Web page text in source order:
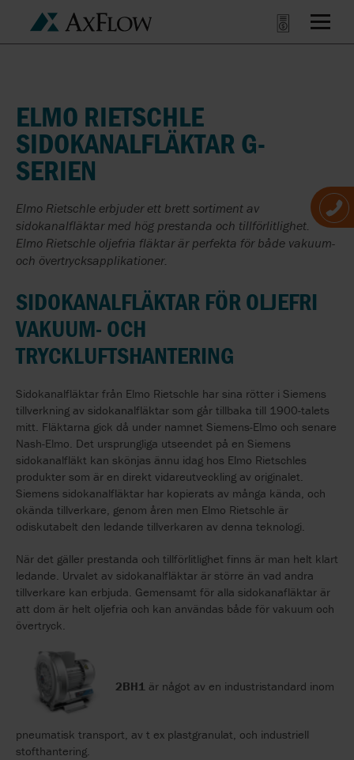
ELMO RIETSCHLE
SIDOKANALFLÄKTAR G-
SERIEN
Elmo Rietschle erbjuder ett brett sortiment av
sidokanalfläktar med hög prestanda och tillförlitlighet.
Elmo Rietschle oljefria fläktar är perfekta för både vakuum-
och övertrycksapplikationer.
SIDOKANALFLÄKTAR FÖR OLJEFRI
VAKUUM- OCH
TRYCKLUFTSHANTERING
Sidokanalfläktar från Elmo Rietschle har sina rötter i Siemens
tillverkning av sidokanalfläktar som går tillbaka till 1900-talets
mitt. Fläktarna gick då under namnet Siemens-Elmo och senare
Nash-Elmo. Det ursprungliga utseendet på en Siemens
sidokanalfläkt kan skönjas ännu idag hos Elmo Rietschles
produkter som är en direkt vidareutveckling av originalet.
Siemens sidokanalfläktar har kopierats av många kända, och
okända tillverkare, genom åren men Elmo Rietschle är
odiskutabelt den ledande tillverkaren av denna teknologi.
När det gäller prestanda och tillförlitlighet finns är man helt klart
ledande. Urvalet av sidokanalfläktar är större än vad andra
tillverkare kan erbjuda. Gemensamt för alla sidokanafläktar är
att dom är helt oljefria och kan användas både för vakuum och
övertryck.
2BH1 är något av en industristandard inom
pneumatisk transport, av t ex plastgranulat, och industriell
stofthantering.